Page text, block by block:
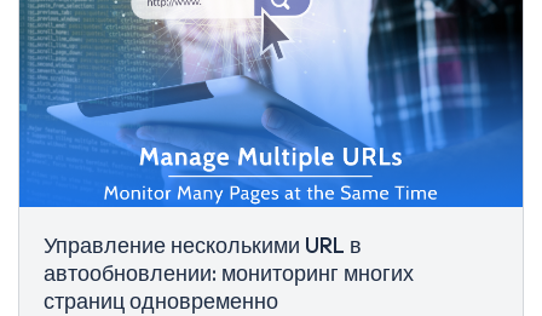
Управление несколькими URL в
автообновлении: мониторинг многих
страниц одновременно